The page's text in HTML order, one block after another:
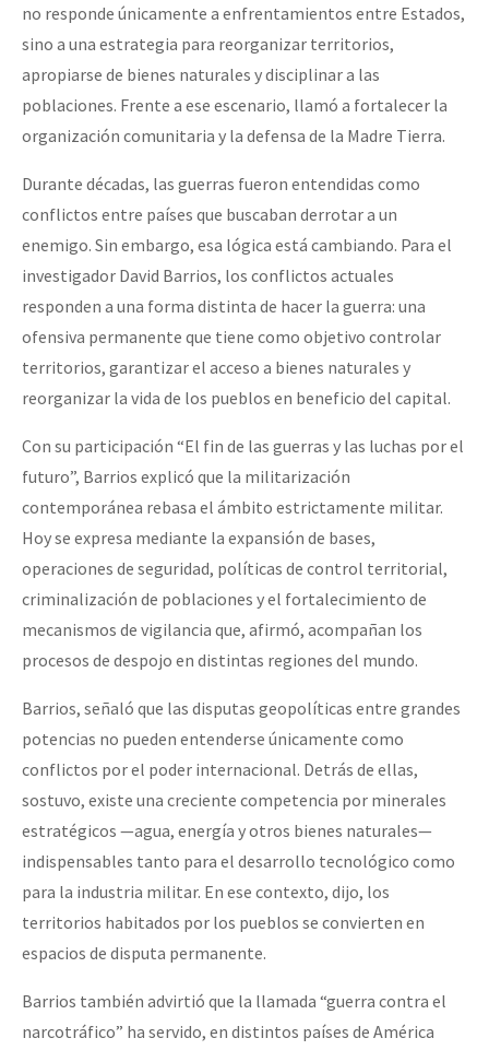
no responde únicamente a enfrentamientos entre Estados,
sino a una estrategia para reorganizar territorios,
apropiarse de bienes naturales y disciplinar a las
poblaciones. Frente a ese escenario, llamó a fortalecer la
organización comunitaria y la defensa de la Madre Tierra.
Durante décadas, las guerras fueron entendidas como
conflictos entre países que buscaban derrotar a un
enemigo. Sin embargo, esa lógica está cambiando. Para el
investigador David Barrios, los conflictos actuales
responden a una forma distinta de hacer la guerra: una
ofensiva permanente que tiene como objetivo controlar
territorios, garantizar el acceso a bienes naturales y
reorganizar la vida de los pueblos en beneficio del capital.
Con su participación “El fin de las guerras y las luchas por el
futuro”, Barrios explicó que la militarización
contemporánea rebasa el ámbito estrictamente militar.
Hoy se expresa mediante la expansión de bases,
operaciones de seguridad, políticas de control territorial,
criminalización de poblaciones y el fortalecimiento de
mecanismos de vigilancia que, afirmó, acompañan los
procesos de despojo en distintas regiones del mundo.
Barrios, señaló que las disputas geopolíticas entre grandes
potencias no pueden entenderse únicamente como
conflictos por el poder internacional. Detrás de ellas,
sostuvo, existe una creciente competencia por minerales
estratégicos —agua, energía y otros bienes naturales—
indispensables tanto para el desarrollo tecnológico como
para la industria militar. En ese contexto, dijo, los
territorios habitados por los pueblos se convierten en
espacios de disputa permanente.
Barrios también advirtió que la llamada “guerra contra el
narcotráfico” ha servido, en distintos países de América